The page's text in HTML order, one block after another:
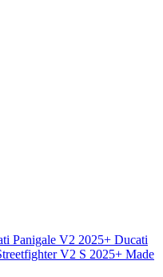
Panigale V2 2025+ Ducati
V2 S 2025+ Made